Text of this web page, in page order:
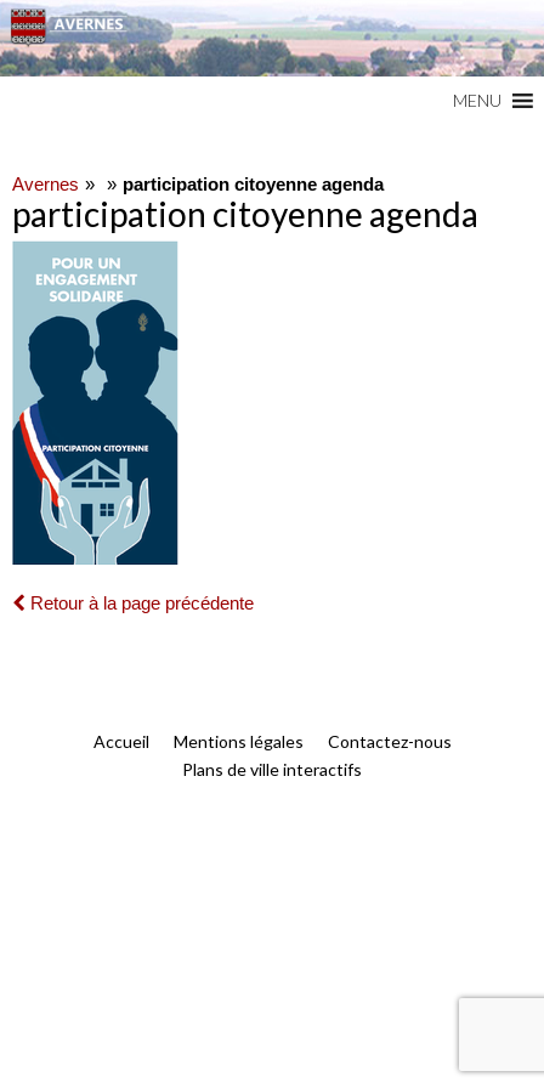
MENU
Avernes participation citoyenne agenda
participation citoyenne agenda
Retour à la page précédente
Accueil Mentions légales
Contactez-nous
Plans de ville interactifs